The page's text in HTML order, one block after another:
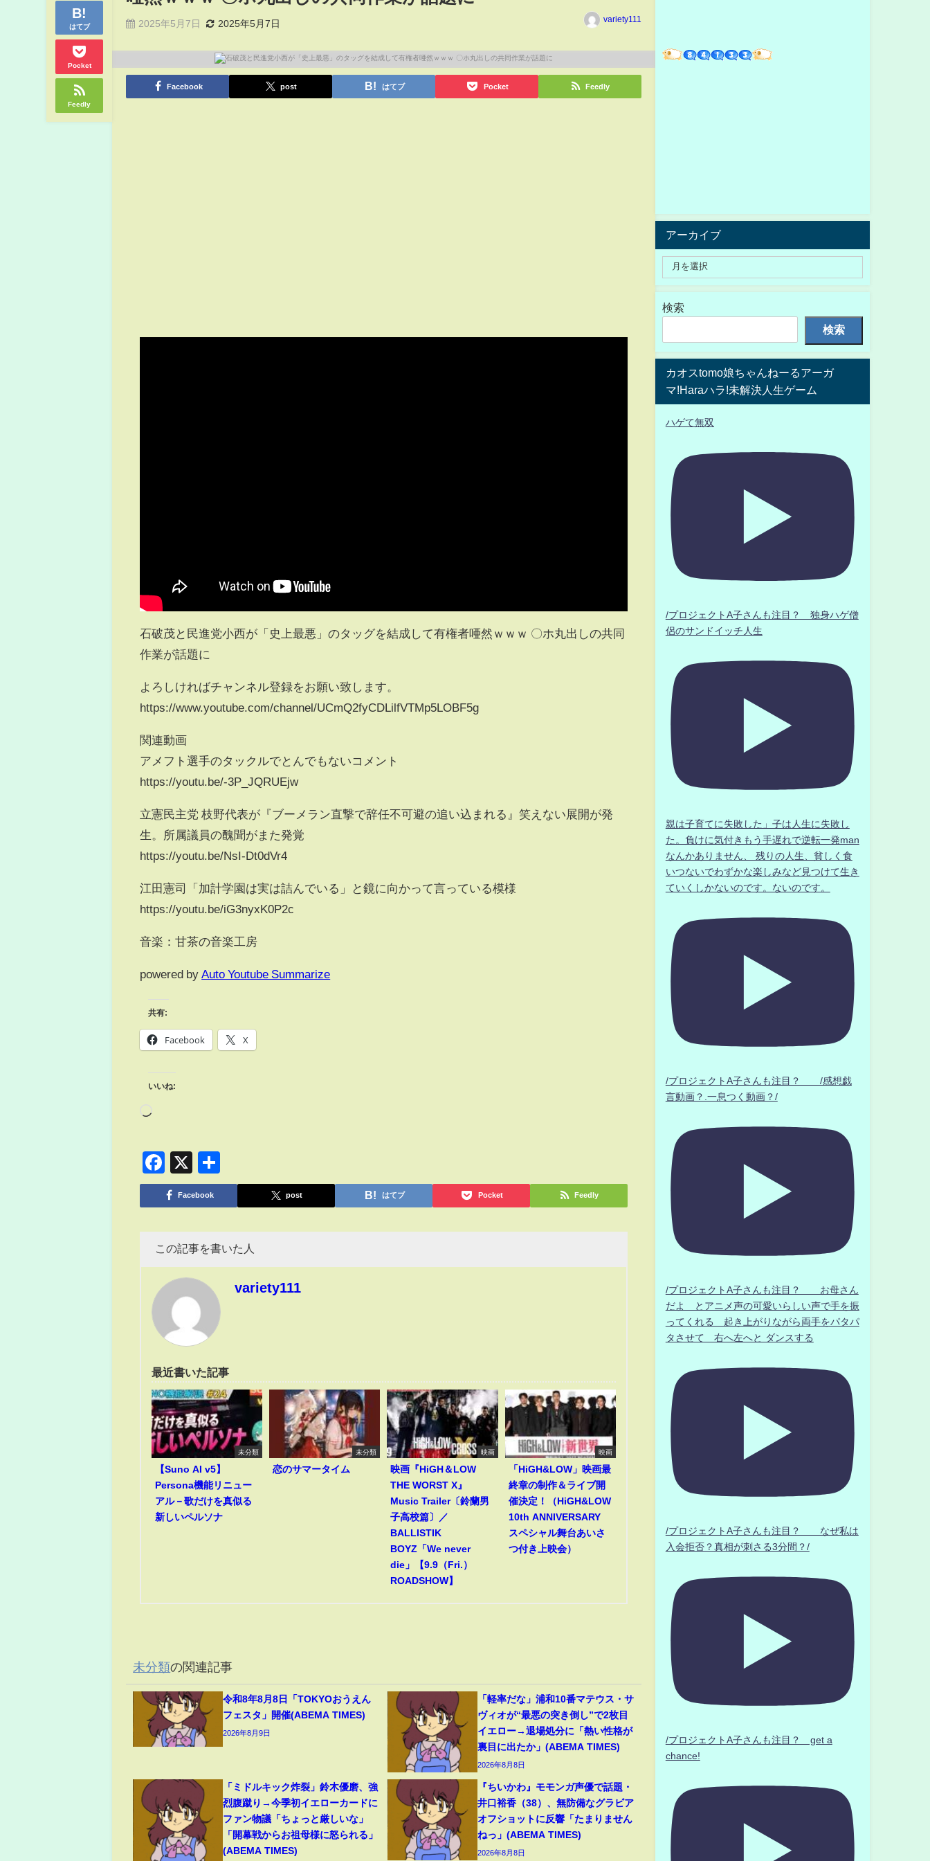
はてブ
Pocket
Feedly
2025年5月7日 2025年5月7日 variety111
Facebook post はてブ Pocket Feedly
石破茂と民進党小西が「史上最悪」のタッグを結成して有権者唖然ｗｗｗ 〇ホ丸出しの共同
作業が話題に
よろしければチャンネル登録をお願い致します。
https://www.youtube.com/channel/UCmQ2fyCDLilfVTMp5LOBF5g
関連動画
アメフト選手のタックルでとんでもないコメント
https://youtu.be/-3P_JQRUEjw
立憲民主党 枝野代表が『ブーメラン直撃で辞任不可避の追い込まれる』笑えない展開が発
生。所属議員の醜聞がまた発覚
https://youtu.be/NsI-Dt0dVr4
江田憲司「加計学園は実は詰んでいる」と鏡に向かって言っている模様
https://youtu.be/iG3nyxK0P2c
音楽：甘茶の音楽工房
powered by Auto Youtube Summarize
共有:
Facebook X
いいね:
Facebook
X
有
Facebook post はてブ Pocket Feedly
この記事を書いた人
variety111
最近書いた記事
未分類
【Suno AI v5】
Persona機能リニュー
アル－歌だけを真似る
新しいペルソナ
未分類
恋のサマータイム
映画
映画『HiGH＆LOW
THE WORST X』
Music Trailer〔鈴蘭男
子高校篇〕／
BALLISTIK
BOYZ「We never
die」【9.9（Fri.）
ROADSHOW】
映画
「HiGH&LOW」映画最
終章の制作＆ライブ開
催決定！（HiGH&LOW
10th ANNIVERSARY
スペシャル舞台あいさ
つ付き上映会）
未分類の関連記事
令和8年8月8日「TOKYOおうえん
フェスタ」開催(ABEMA TIMES)
2026年8月9日
「軽率だな」浦和10番マテウス・サ
ヴィオが“最悪の突き倒し”で2枚目
イエロー→退場処分に「熱い性格が
裏目に出たか」(ABEMA TIMES)
2026年8月8日
「ミドルキック炸裂」鈴木優磨、強
烈腹蹴り→今季初イエローカードに
ファン物議「ちょっと厳しいな」
「開幕戦からお祖母様に怒られる」
(ABEMA TIMES)
『ちいかわ』モモンガ声優で話題・
井口裕香（38）、無防備なグラビア
オフショットに反響「たまりません
ねっ」(ABEMA TIMES)
2026年8月8日
アーカイブ
検索
検索
カオスtomo娘ちゃんねーるアーガ
マ!Haraハラ!未解決人生ゲーム
ハゲて無双
/プロジェクトA子さんも注目？ 独身ハゲ僧
侶のサンドイッチ人生
親は子育てに失敗した」子は人生に失敗し
た。負けに気付きもう手遅れで逆転一発man
なんかありません、 残りの人生、貧しく食
いつないでわずかな楽しみなど見つけて生き
ていくしかないのです。ないのです。
/プロジェクトA子さんも注目？ /感想戯
言動画？.一息つく動画？/
/プロジェクトA子さんも注目？ お母さん
だよ とアニメ声の可愛いらしい声で手を振
ってくれる 起き上がりながら両手をパタパ
タさせて 右へ左へと ダンスする
/プロジェクトA子さんも注目？ なぜ私は
入会拒否？真相が刺さる3分間？/
/プロジェクトA子さんも注目？ get a
chance!